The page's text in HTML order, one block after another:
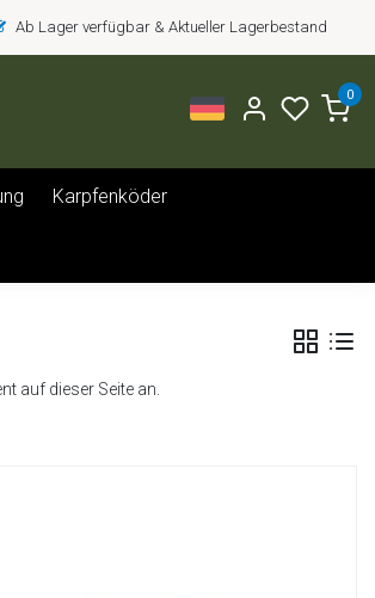
Ab Lager verfügbar & Aktueller Lagerbestand
0
Karpfenköder
auf dieser Seite an.